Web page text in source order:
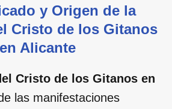
y Origen de la
Cristo de los Gitanos
en Alicante
Cristo de los Gitanos en
las manifestaciones